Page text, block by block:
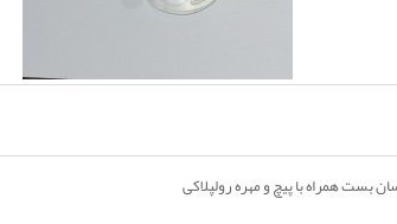
همراه با پیچ و مهره رولپلاکی